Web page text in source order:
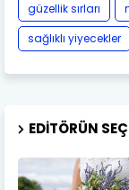
güzellik sırları
sağlıklı yiyecekler
EDITÖRÜN